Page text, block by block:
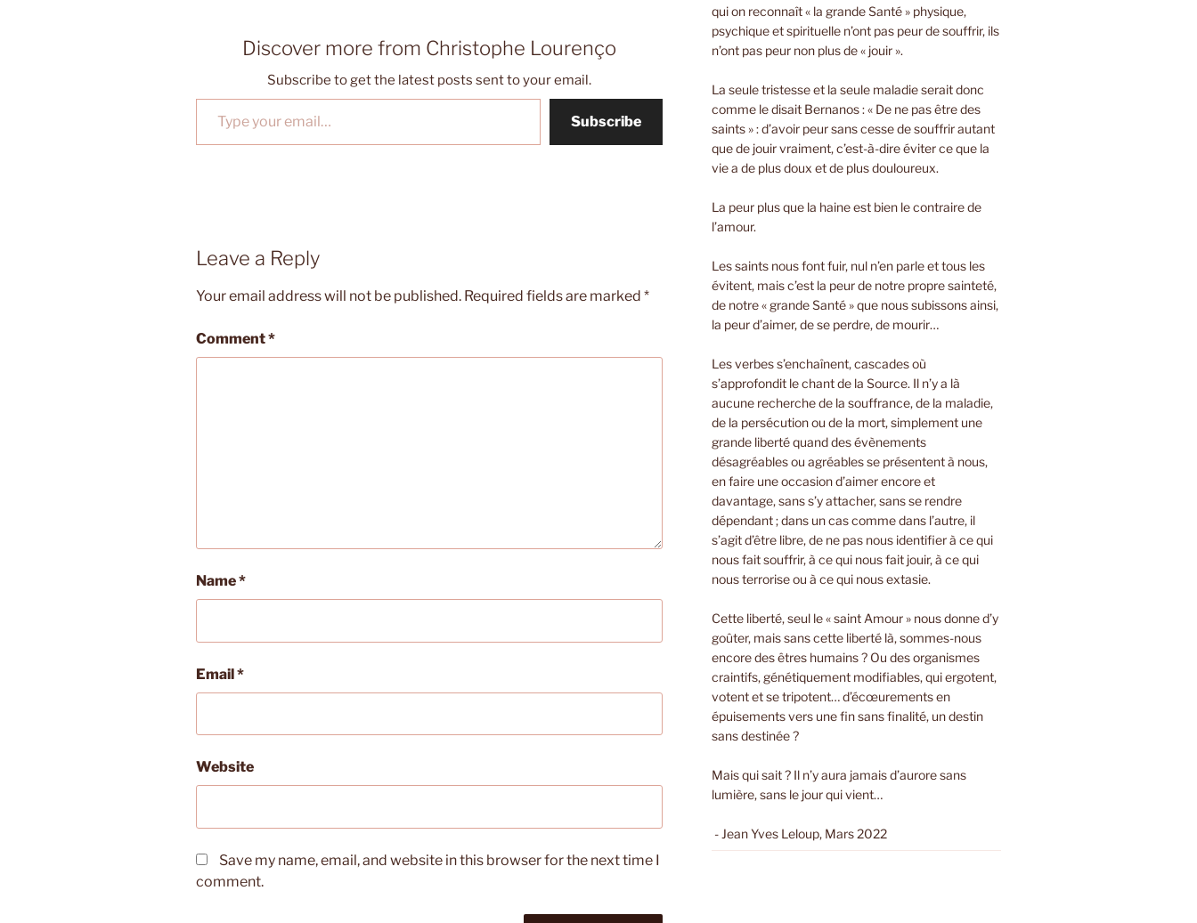
Discover more from Christophe Lourenço
Subscribe to get the latest posts sent to your email.
Type your email…
Subscribe
Leave a Reply
Your email address will not be published. Required fields are marked *
Comment*
Name*
Email*
Website
Save my name, email, and website in this browser for the next time I
comment.
qui on reconnaît « la grande Santé » physique,
psychique et spirituelle n’ont pas peur de souffrir, ils
n’ont pas peur non plus de « jouir ».
La seule tristesse et la seule maladie serait donc
comme le disait Bernanos : « De ne pas être des
saints » : d’avoir peur sans cesse de souffrir autant
que de jouir vraiment, c’est-à-dire éviter ce que la
vie a de plus doux et de plus douloureux.
La peur plus que la haine est bien le contraire de
l’amour.
Les saints nous font fuir, nul n’en parle et tous les
évitent, mais c’est la peur de notre propre sainteté,
de notre « grande Santé » que nous subissons ainsi,
la peur d’aimer, de se perdre, de mourir…
Les verbes s’enchaînent, cascades où
s’approfondit le chant de la Source. Il n’y a là
aucune recherche de la souffrance, de la maladie,
de la persécution ou de la mort, simplement une
grande liberté quand des évènements
désagréables ou agréables se présentent à nous,
en faire une occasion d’aimer encore et
davantage, sans s’y attacher, sans se rendre
dépendant ; dans un cas comme dans l’autre, il
s’agit d’être libre, de ne pas nous identifier à ce qui
nous fait souffrir, à ce qui nous fait jouir, à ce qui
nous terrorise ou à ce qui nous extasie.
Cette liberté, seul le « saint Amour » nous donne d’y
goûter, mais sans cette liberté là, sommes-nous
encore des êtres humains ? Ou des organismes
craintifs, génétiquement modifiables, qui ergotent,
votent et se tripotent… d’écœurements en
épuisements vers une fin sans finalité, un destin
sans destinée ?
Mais qui sait ? Il n’y aura jamais d’aurore sans
lumière, sans le jour qui vient…
- Jean Yves Leloup, Mars 2022